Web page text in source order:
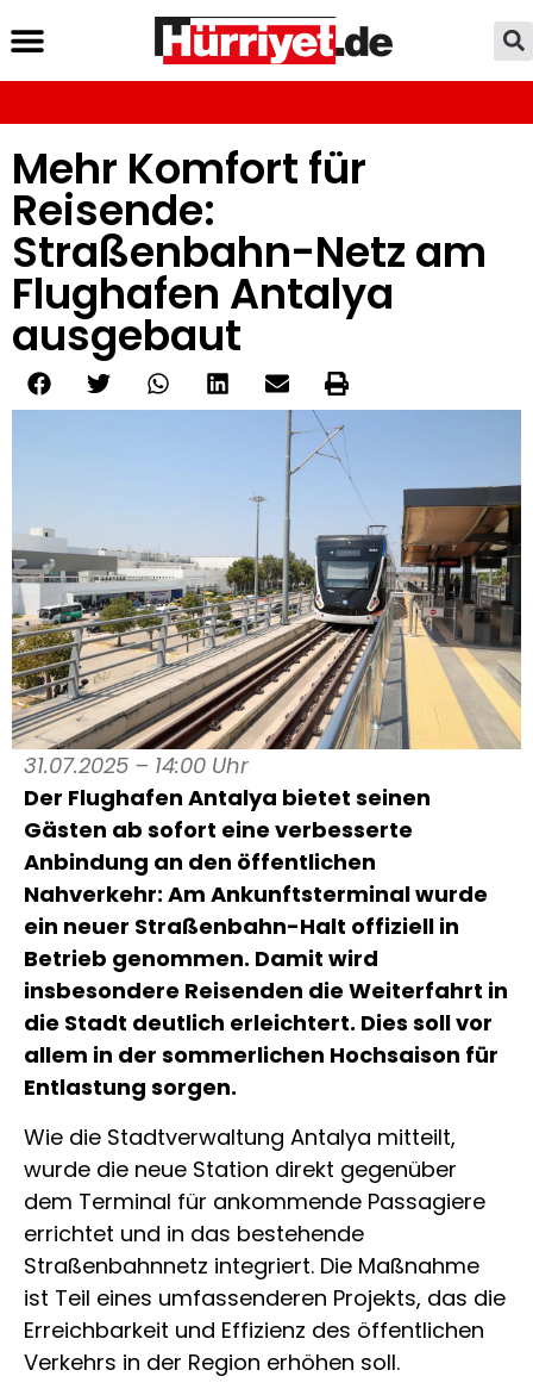
Mehr Komfort für
Reisende:
Straßenbahn-Netz am
Flughafen Antalya
ausgebaut
31.07.2025 – 14:00 Uhr
Der Flughafen Antalya bietet seinen
Gästen ab sofort eine verbesserte
Anbindung an den öffentlichen
Nahverkehr: Am Ankunftsterminal wurde
ein neuer Straßenbahn-Halt offiziell in
Betrieb genommen. Damit wird
insbesondere Reisenden die Weiterfahrt in
die Stadt deutlich erleichtert. Dies soll vor
allem in der sommerlichen Hochsaison für
Entlastung sorgen.
Wie die Stadtverwaltung Antalya mitteilt,
wurde die neue Station direkt gegenüber
dem Terminal für ankommende Passagiere
errichtet und in das bestehende
Straßenbahnnetz integriert. Die Maßnahme
ist Teil eines umfassenderen Projekts, das die
Erreichbarkeit und Effizienz des öffentlichen
Verkehrs in der Region erhöhen soll.